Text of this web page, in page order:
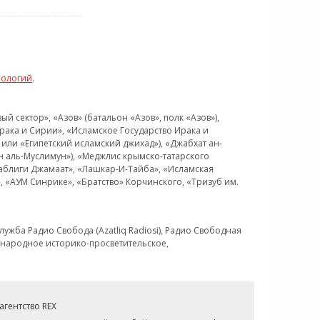
.
«Азов» (батальон «Азов», полк «Азов»),
и Сирии», «Исламское Государство Ирака и
«Египетский исламский джихад»), «Джабхат ан-
Муслимун»), «Меджлис крымско-татарского
Джамаат», «Лашкар-И-Тайба», «Исламская
Синрике», «Братство» Корчинского, «Тризуб им.
Радио Свобода (Azatliq Radiosi), Радио Свободная
историко-просветительское,
REX